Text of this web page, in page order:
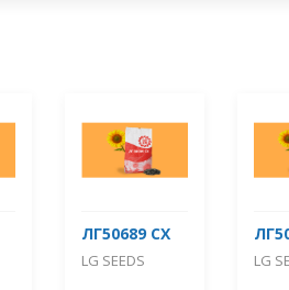
ЛГ50689 СХ
LG SEEDS LG